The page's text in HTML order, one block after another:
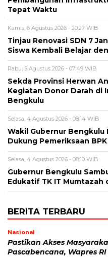
Tepat Waktu
Kamis, 6 Agustus 2026 - 20:27 WIB
Tinjau Renovasi SDN 7
Siswa Kembali Belajar
Rabu, 5 Agustus 2026 - 07:49 WIB
Sekda Provinsi Herwan
Kegiatan Donor Darah di
Bengkulu
Selasa, 4 Agustus 2026 - 08:14 WIB
Wakil Gubernur
Dukung Pemeriksaan BPK
Selasa, 4 Agustus 2026 - 08:10 WIB
Gubernur Bengkulu
Edukatif TK IT Mumtazah
BERITA TERBARU
Nasional
Pastikan Akses
Pascabencana, Wapres